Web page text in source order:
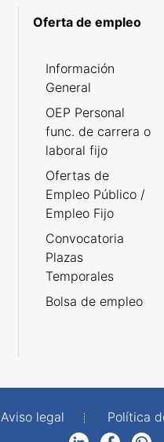
Oferta de empleo
Información
General
OEP Personal
func. de carrera o
laboral fijo
Ofertas de
Empleo Público /
Empleo Fijo
Convocatoria
Plazas
Temporales
Bolsa de empleo
Aviso legal Política